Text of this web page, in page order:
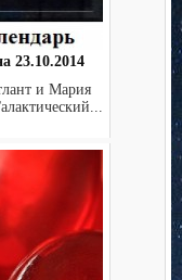
23.10.2014
и Мария